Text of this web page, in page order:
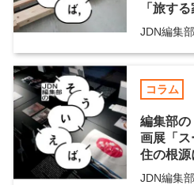
「旅する
JDN編集
コラム
編集部
画展「ス
住の根源
JDN編集